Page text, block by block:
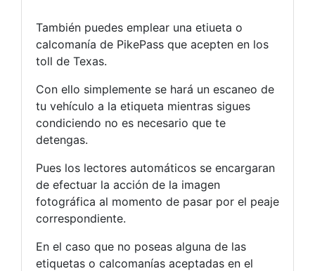
También puedes emplear una etiueta o
calcomanía de PikePass que acepten en los
toll de Texas.
Con ello simplemente se hará un escaneo de
tu vehículo a la etiqueta mientras sigues
condiciendo no es necesario que te
detengas.
Pues los lectores automáticos se encargaran
de efectuar la acción de la imagen
fotográfica al momento de pasar por el peaje
correspondiente.
En el caso que no poseas alguna de las
etiquetas o calcomanías aceptadas en el